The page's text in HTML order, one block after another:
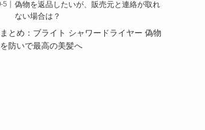
偽物を返品したいが、販売元と連絡が取れ
ない場合は？
まとめ：ブライト シャワードライヤー 偽物
を防いで最高の美髪へ